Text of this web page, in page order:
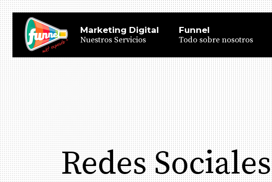
Marketing Digital
Nuestros Servicios
Funnel
Todo sobre nosotros
Redes Sociales